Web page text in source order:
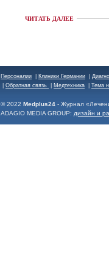
ЧИТАТЬ ДАЛЕЕ
Персоналии Клиники Германии
Обратная связь Медтехника Тема
© 2022 Medplus24 - Журнал
ADAGIO MEDIA GROUP: дизайн и